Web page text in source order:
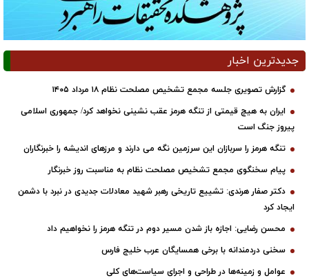
جدیدترین اخبار
گزارش تصویری جلسه مجمع تشخیص مصلحت نظام ۱۸ مرداد ۱۴۰۵
ایران به هیچ قیمتی از تنگه هرمز عقب نشینی نخواهد کرد/ جمهوری اسلامی
پیروز جنگ است
تنگه هرمز را سربازان این سرزمین نگه می دارند و مرزهای اندیشه را خبرنگاران
پیام سخنگوی مجمع تشخیص مصلحت نظام به مناسبت روز خبرنگار
دکتر صفار هرندی: تشییع تاریخی رهبر شهید معادلات جدیدی در نبرد با دشمن
ایجاد کرد
محسن رضایی: اجازه باز شدن مسیر دوم در تنگه هرمز را نخواهیم داد
سخنی دردمندانه با برخی همسایگان عرب خلیج فارس
عوامل و زمینه‌ها در طراحی و اجرای سیاست‌های کلی